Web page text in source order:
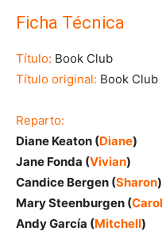
Ficha Técnica
Título: Book Club
Título original: Book Club
Reparto:
Diane Keaton (Diane)
Jane Fonda (Vivian)
Candice Bergen (Sharon)
Mary Steenburgen (Carol
Andy García (Mitchell)